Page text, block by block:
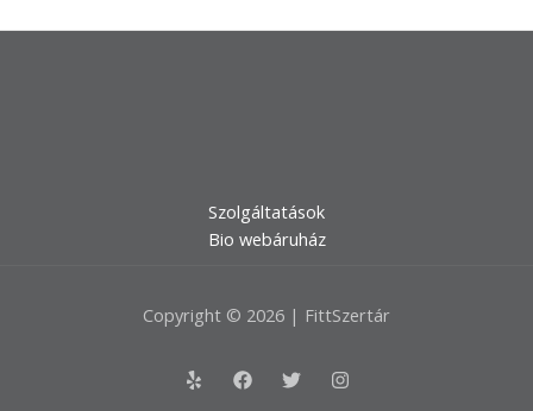
Szolgáltatások
Bio webáruház
Copyright © 2026 | FittSzertár